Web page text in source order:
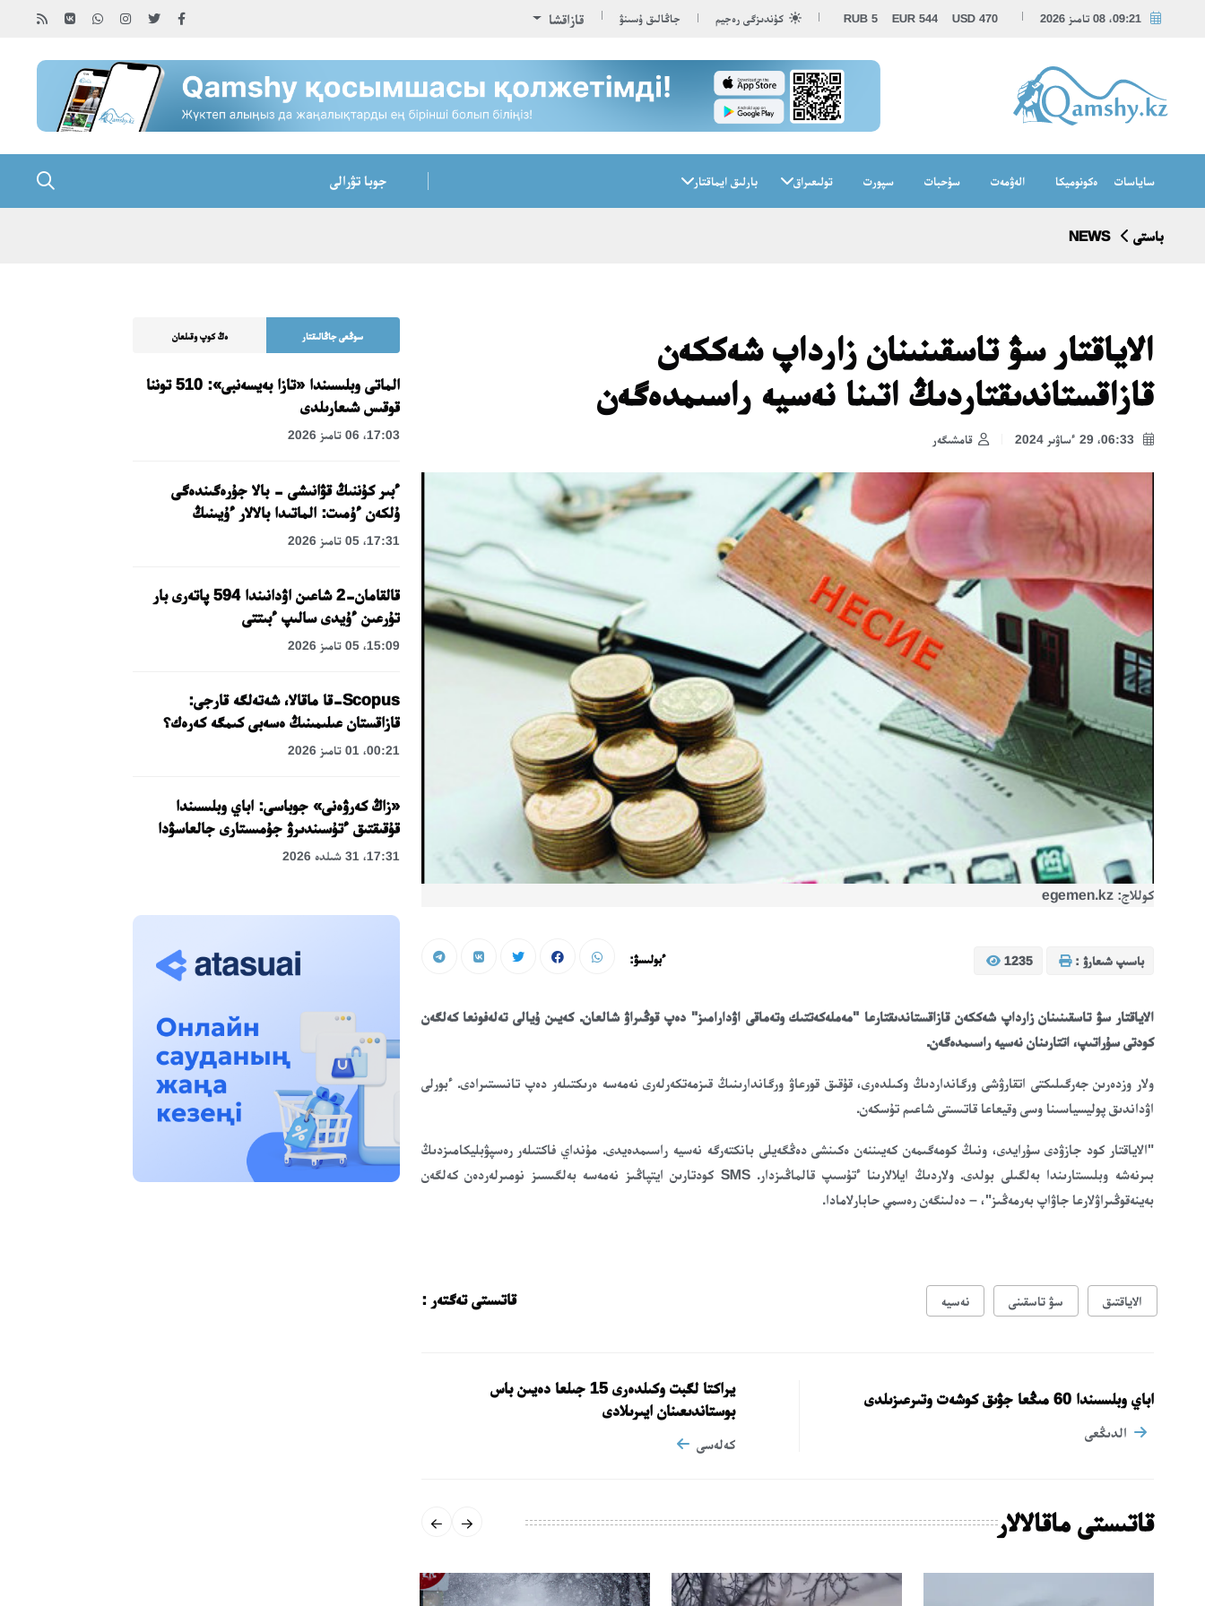
09:21، 08 تامىز 2026 USD 470
EUR 544
RUB 5 كۇندىزگى رەجيم جاڭالىق ۇسىنۋ قازاقشا
ساياسات ەكونوميكا الەۋمەت سۇحبات سپورت تولىعىراق بارلىق ايماقتار جوبا تۋرالى
باستى NEWS
الاياقتار سۋ تاسقىنىنان زارداپ شەككەن
قازاقستاندىقتاردىڭ اتىنا نەسيە راسىمدەگەن
قامشىگەر
كوللاج: egemen.kz
باسىپ شىعارۋ : 1235 ءبولىسۋ:
الاياقتار سۋ تاسقىنىنان زارداپ شەككەن قازاقستاندىقتارعا "مەملەكەتتىك وتەماقى اۋدارامىز" دەپ قوڭىراۋ شالعان. كەيىن ۇيالى تەلەفونعا كەلگەن
كودتى سۇراتىپ، اتتارىنان نەسيە راسىمدەگەن.
ولار وزدەرىن جەرگىلىكتى اتقارۋشى ورگانداردىڭ وكىلدەرى، قۇقىق قورعاۋ ورگاندارىنىڭ قىزمەتكەرلەرى نەمەسە ەرىكتىلەر دەپ تانىستىرادى. ءبورلى
اۋداندىق پوليسياسىنا وسى وقيعاعا قاتىستى شاعىم تۇسكەن.
"الاياقتار كود جازۋدى سۇرايدى، ونىڭ كومەگىمەن كەيىننەن ەكىنشى دەڭگەيلى بانكتەرگە نەسيە راسىمدەيدى. مۇنداي فاكتىلەر رەسپۋبليكامىزدىڭ
بىرنەشە وبلىستارىندا بەلگىلى بولدى. ولاردىڭ ايلالارىنا ءتۇسىپ قالماڭىزدار. SMS كودتارىن ايتپاڭىز نەمەسە بەلگىسىز نومىرلەردەن كەلگەن
بەينەقوڭىراۋلارعا جاۋاپ بەرمەڭىز"، – دەلىنگەن رەسمي حابارلامادا.
قاتىستى تەگتەر : الاياقتىق سۋ تاسقىنى نەسيە
اباي وبلىسىندا 60 مىڭعا جۋىق كوشەت وتىرعىزىلدى
الدىڭعى
يراكتا لگبت وكىلدەرى 15 جىلعا دەيىن باس
بوستاندىعىنان ايىرىلادى
كەلەسى
قاتىستى ماقالالار
سوڭعى جاڭالىقتار ەڭ كوپ وقىلعان
الماتى وبلىسىندا «تازا بەيسەنبى»: 510 توننا
قوقىس شىعارىلدى
17:03، 06 تامىز 2026
ءبىر كۇننىڭ قۋانىشى - بالا جۇرەگىندەگى
ۇلكەن ءۇمىت: الماتىدا بالالار ءۇيىنىڭ
تاربيەلەنۋشىلەرىنە مەرەكەلىك كۇن
17:31، 05 تامىز 2026
قالقامان-2 شاعىن اۋدانىندا 594 پاتەرى بار
تۇرعىن ءۇيدى سالىپ ءبىتتى
15:09، 05 تامىز 2026
Scopus-قا ماقالا، شەتەلگە قارجى:
قازاقستان عىلىمىنىڭ ەسەبى كىمگە كەرەك؟
00:21، 01 تامىز 2026
«زاڭ كەرۋەنى» جوباسى: اباي وبلىسىندا
قۇقىقتىق ءتۇسىندىرۋ جۇمىستارى جالعاسۋدا
17:31، 31 شىلدە 2026
حالىقارالىق «فورمۋلا-1 H2O» جارىسىن
اسحات اسىلبەكوۆ: كۇشتى بيلىككە كۇشتى
تۇلعالار كەرەك!
ابزال دوستيار: دۋمان مۇحامەتكارىمدى الماتى
تۇرمەسىنە اۋىستىرۋى مۇمكىن